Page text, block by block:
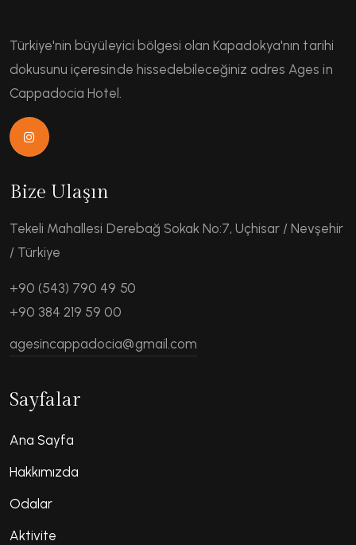
Türkiye'nin büyüleyici bölgesi olan Kapadokya'nın tarihi
dokusunu içeresinde hissedebileceğiniz adres Ages in
Cappadocia Hotel.
Bize Ulaşın
Tekeli Mahallesi Derebağ Sokak No:7, Uçhisar / Nevşehir
/ Türkiye
+90 (543) 790 49 50
+90 384 219 59 00
agesincappadocia@gmail.com
Sayfalar
Ana Sayfa
Hakkımızda
Odalar
Aktivite